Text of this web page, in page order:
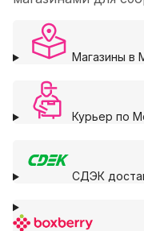
Магазины в
Курьер по
СДЭК